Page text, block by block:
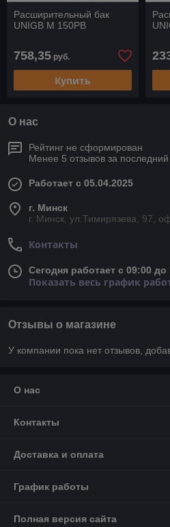
Расширительный бак
UNIGB М 150РВ
758,35 руб.
Купить
О нас
Рейтинг не сформирован
Менее 5 отзывов за последний
Работает с 05.04.2025
г. Минск
г. Минск, ул.Тимирязева, 97,
Контакты
Сегодня работает с 09:00 до
Показать весь график
Отзывы о магазине
У компании пока нет отзывов,
О нас
Контакты
Доставка и оплата
График работы
Полная версия сайта